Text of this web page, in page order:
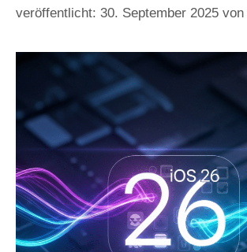
30. September 2025 von